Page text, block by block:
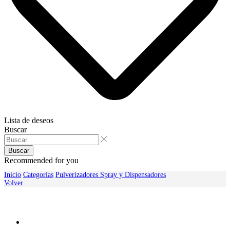
Lista de deseos
Buscar
Buscar
Recommended for you
Inicio Categorías Pulverizadores Spray y Dispensadores
Volver